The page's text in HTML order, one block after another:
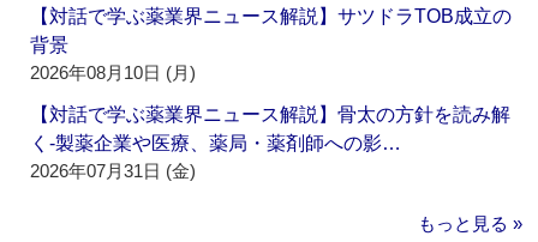
【対話で学ぶ薬業界ニュース解説】サツドラTOB成立の
背景
2026年08月10日 (月)
【対話で学ぶ薬業界ニュース解説】骨太の方針を読み解
く‐製薬企業や医療、薬局・薬剤師への影…
2026年07月31日 (金)
もっと見る »